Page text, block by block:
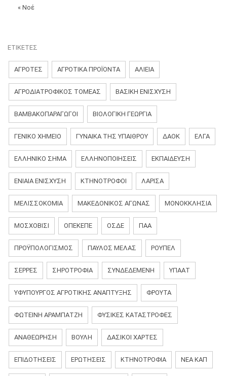
« Νοέ
ΕΤΙΚΈΤΕΣ
ΑΓΡΟΤΕΣ ΑΓΡΟΤΙΚΑ ΠΡΟΪΟΝΤΑ ΑΛΙΕΙΑ
ΑΓΡΟΔΙΑΤΡΟΦΙΚΌΣ ΤΟΜΈΑΣ ΒΑΣΙΚΗ ΕΝΙΣΧΥΣΗ
ΒΑΜΒΑΚΟΠΑΡΑΓΩΓΟΊ ΒΙΟΛΟΓΙΚΉ ΓΕΩΡΓΊΑ
ΓΕΝΙΚΌ ΧΗΜΕΊΟ ΓΥΝΑΊΚΑ ΤΗΣ ΥΠΑΊΘΡΟΥ ΔΑΟΚ ΕΛΓΑ
ΕΛΛΗΝΙΚΟ ΣΗΜΑ ΕΛΛΗΝΟΠΟΙΗΣΕΙΣ ΕΚΠΑΊΔΕΥΣΗ
ΕΝΙΑΊΑ ΕΝΊΣΧΥΣΗ ΚΤΗΝΟΤΡΟΦΟΙ ΛΆΡΙΣΑ
ΜΕΛΙΣΣΟΚΟΜΙΑ ΜΑΚΕΔΟΝΙΚΌΣ ΑΓΏΝΑΣ ΜΟΝΟΚΚΛΗΣΙΆ
ΜΟΣΧΟΒΙΣΊ ΟΠΕΚΕΠΕ ΟΣΔΕ ΠΑΑ
ΠΡΟΫΠΟΛΟΓΙΣΜΟΣ ΠΑΎΛΟΣ ΜΕΛΆΣ ΡΟΎΠΕΛ
ΣΕΡΡΕΣ ΣΗΡΟΤΡΟΦΙΑ ΣΥΝΔΕΔΕΜΕΝΗ ΥΠΑΑΤ
ΥΦΥΠΟΥΡΓΟΣ ΑΓΡΟΤΙΚΗΣ ΑΝΑΠΤΥΞΗΣ ΦΡΟΥΤΑ
ΦΩΤΕΙΝΗ ΑΡΑΜΠΑΤΖΗ ΦΥΣΙΚΈΣ ΚΑΤΑΣΤΡΟΦΈΣ
ΑΝΑΘΕΏΡΗΣΗ ΒΟΥΛΉ ΔΑΣΙΚΟΊ ΧΆΡΤΕΣ
ΕΠΙΔΟΤΉΣΕΙΣ ΕΡΩΤΉΣΕΙΣ ΚΤΗΝΟΤΡΟΦΊΑ ΝΈΑ ΚΑΠ